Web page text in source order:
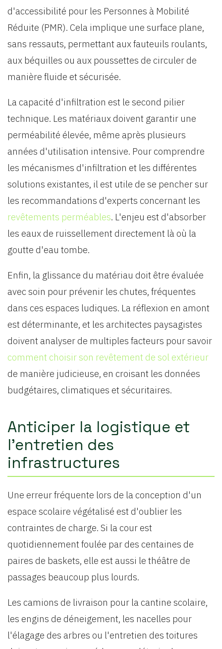
d'accessibilité pour les Personnes à Mobilité
Réduite (PMR). Cela implique une surface plane,
sans ressauts, permettant aux fauteuils roulants,
aux béquilles ou aux poussettes de circuler de
manière fluide et sécurisée.
La capacité d'infiltration est le second pilier
technique. Les matériaux doivent garantir une
perméabilité élevée, même après plusieurs
années d'utilisation intensive. Pour comprendre
les mécanismes d'infiltration et les différentes
solutions existantes, il est utile de se pencher sur
les recommandations d'experts concernant les
revêtements perméables. L'enjeu est d'absorber
les eaux de ruissellement directement là où la
goutte d'eau tombe.
Enfin, la glissance du matériau doit être évaluée
avec soin pour prévenir les chutes, fréquentes
dans ces espaces ludiques. La réflexion en amont
est déterminante, et les architectes paysagistes
doivent analyser de multiples facteurs pour savoir
comment choisir son revêtement de sol extérieur
de manière judicieuse, en croisant les données
budgétaires, climatiques et sécuritaires.
Anticiper la logistique et
l'entretien des
infrastructures
Une erreur fréquente lors de la conception d'un
espace scolaire végétalisé est d'oublier les
contraintes de charge. Si la cour est
quotidiennement foulée par des centaines de
paires de baskets, elle est aussi le théâtre de
passages beaucoup plus lourds.
Les camions de livraison pour la cantine scolaire,
les engins de déneigement, les nacelles pour
l'élagage des arbres ou l'entretien des toitures